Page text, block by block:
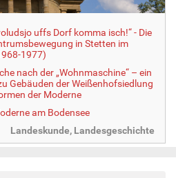
uffs Dorf komma isch!“ - Die
in Stetten im
1977)
nach der „Wohnmaschine“ – ein
Gebäuden der Weißenhofsiedlung
der Moderne
am Bodensee
Landeskunde, Landesgeschichte